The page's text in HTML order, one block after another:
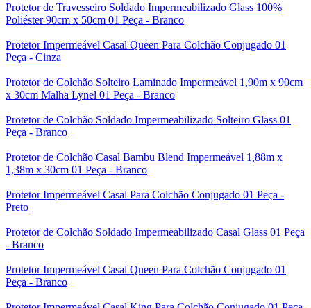
Protetor de Travesseiro Soldado Impermeabilizado Glass 100%
Poliéster 90cm x 50cm 01 Peça - Branco
Protetor Impermeável Casal Queen Para Colchão Conjugado 01
Peça - Cinza
Protetor de Colchão Solteiro Laminado Impermeável 1,90m x 90cm
x 30cm Malha Lynel 01 Peça - Branco
Protetor de Colchão Soldado Impermeabilizado Solteiro Glass 01
Peça - Branco
Protetor de Colchão Casal Bambu Blend Impermeável 1,88m x
1,38m x 30cm 01 Peça - Branco
Protetor Impermeável Casal Para Colchão Conjugado 01 Peça -
Preto
Protetor de Colchão Soldado Impermeabilizado Casal Glass 01 Peça
- Branco
Protetor Impermeável Casal Queen Para Colchão Conjugado 01
Peça - Branco